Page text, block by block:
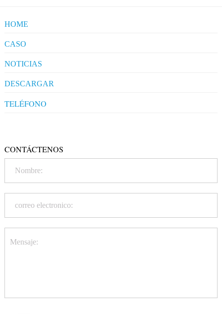
HOME
CASO
NOTICIAS
Industry News
DESCARGAR
TELÉFONO
CONTÁCTENOS